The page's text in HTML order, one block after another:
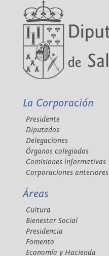
La Corporación
Presidente
Diputados
Delegaciones
Órganos colegiados
Comisiones informativas
Corporaciones anteriores
Áreas
Cultura
Bienestar Social
Presidencia
Fomento
Economía y Hacienda